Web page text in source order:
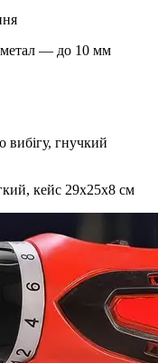
— до 10 мм
вибігу, гнучкий
кейс 29х25х8 см